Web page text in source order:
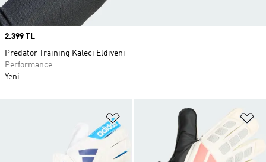
Favori Listesine Ekle
Price
2.399 TL
Predator Training Kaleci Eldiveni
Performance
Yeni